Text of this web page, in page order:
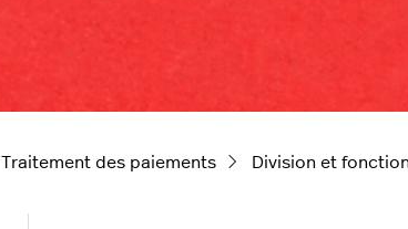
Traitement des paiements Division et